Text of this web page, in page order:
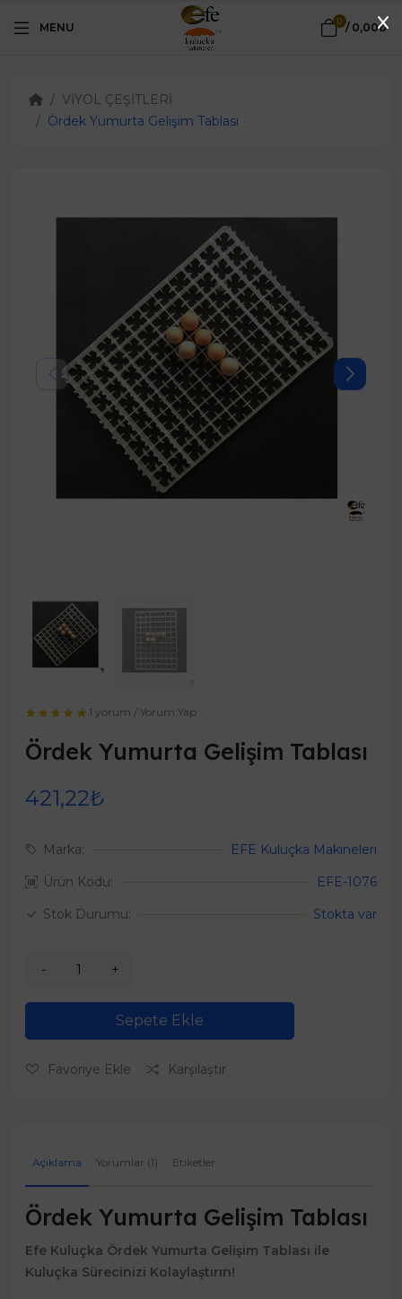
MENU 0 / 0,00₺
VİYOL ÇEŞİTLERİ
Ördek Yumurta Gelişim Tablası
1 yorum /Yorum Yap
Ördek Yumurta Gelişim Tablası
421,22₺
Marka:
EFE Kuluçka Makineleri
Ürün Kodu:
EFE-1076
Stok Durumu:
Stokta var
Sepete Ekle
Favoriye Ekle Karşılaştır
Açıklama Yorumlar (1) Etiketler:
Ördek Yumurta Gelişim Tablası
Efe Kuluçka Ördek Yumurta Gelişim Tablası ile
Kuluçka Sürecinizi Kolaylaştırın!